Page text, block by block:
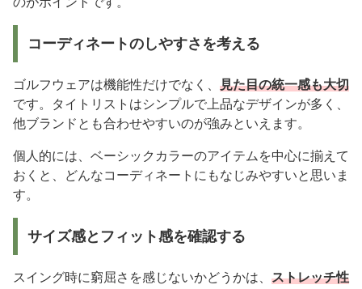
コーディネートのしやすさを考える
ゴルフウェアは機能性だけでなく、 見た目の統一感も大切
です。タイトリストはシンプルで上品なデザインが多く、
他ブランドとも合わせやすいのが強みといえます。
個人的には、ベーシックカラーのアイテムを中心に揃えて
おくと、どんなコーディネートにもなじみやすいと思いま
す。
サイズ感とフィット感を確認する
スイング時に窮屈さを感じないかどうかは、 ストレッチ性